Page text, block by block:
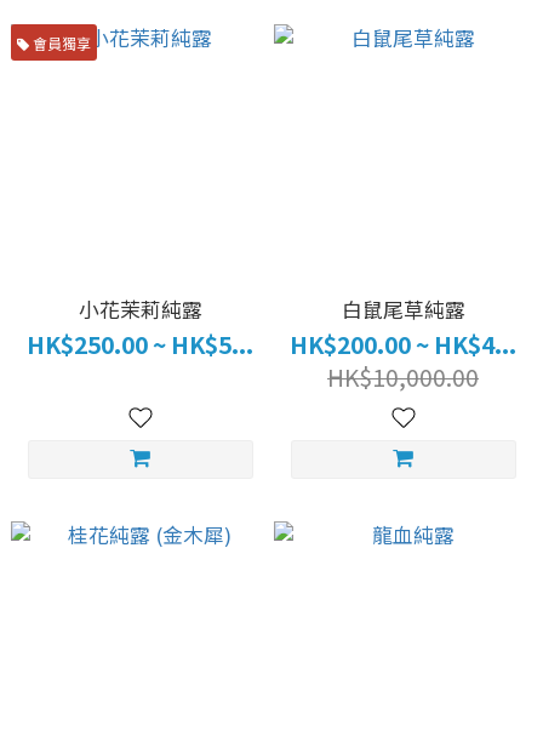
會員獨享
小花茉莉純露
HK$250.00 ~ HK$5...
白鼠尾草純露
HK$200.00 ~ HK$4...
HK$10,000.00